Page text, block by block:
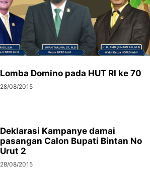
Lomba Domino pada HUT RI ke 70
28/08/2015
Deklarasi Kampanye damai
pasangan Calon Bupati Bintan No
Urut 2
28/08/2015